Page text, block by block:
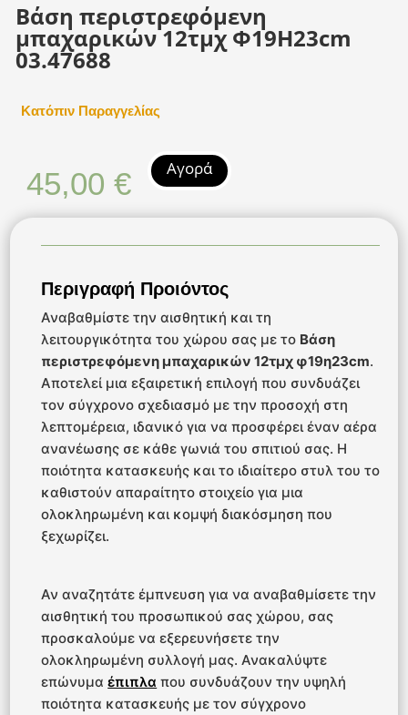
Βάση περιστρεφόμενη
μπαχαρικών 12τμχ Φ19Η23cm
03.47688
Κατόπιν Παραγγελίας
45,00€ Αγορά
Περιγραφή Προιόντος
Αναβαθμίστε την αισθητική και τη
λειτουργικότητα του χώρου σας με το Βάση
περιστρεφόμενη μπαχαρικών 12τμχ φ19η23cm.
Αποτελεί μια εξαιρετική επιλογή που συνδυάζει
τον σύγχρονο σχεδιασμό με την προσοχή στη
λεπτομέρεια, ιδανικό για να προσφέρει έναν αέρα
ανανέωσης σε κάθε γωνιά του σπιτιού σας. Η
ποιότητα κατασκευής και το ιδιαίτερο στυλ του το
καθιστούν απαραίτητο στοιχείο για μια
ολοκληρωμένη και κομψή διακόσμηση που
ξεχωρίζει.
Αν αναζητάτε έμπνευση για να αναβαθμίσετε την
αισθητική του προσωπικού σας χώρου, σας
προσκαλούμε να εξερευνήσετε την
ολοκληρωμένη συλλογή μας. Ανακαλύψτε
επώνυμαέπιπλα που συνδυάζουν την υψηλή
ποιότητα κατασκευής με τον σύγχρονο